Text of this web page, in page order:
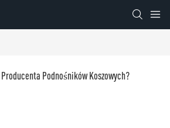
Podnośników Koszowych?